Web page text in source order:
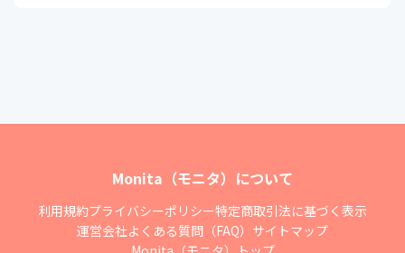
Monita（モニタ）について
利用規約プライバシーポリシー特定商取引法に基づく表示
運営会社よくある質問（FAQ） サイトマップ